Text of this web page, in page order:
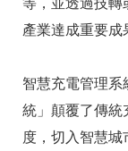
等，並透過技
產業達成重要成
智慧充電管理
統」顛覆了傳統
度，切入智慧城